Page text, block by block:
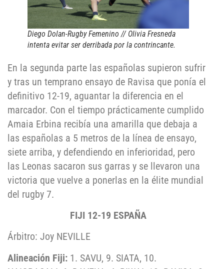
Diego Dolan-Rugby Femenino // Olivia Fresneda
intenta evitar ser derribada por la contrincante.
En la segunda parte las españolas supieron sufrir
y tras un temprano ensayo de Ravisa que ponía el
definitivo 12-19, aguantar la diferencia en el
marcador. Con el tiempo prácticamente cumplido
Amaia Erbina recibía una amarilla que debaja a
las españolas a 5 metros de la línea de ensayo,
siete arriba, y defendiendo en inferioridad, pero
las Leonas sacaron sus garras y se llevaron una
victoria que vuelve a ponerlas en la élite mundial
del rugby 7.
FIJI 12-19 ESPAÑA
Árbitro: Joy NEVILLE
Alineación Fiji: 1. SAVU, 9. SIATA, 10.